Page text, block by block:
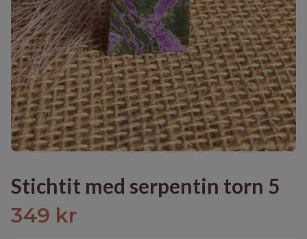
Stichtit med serpentin torn 5
349 kr